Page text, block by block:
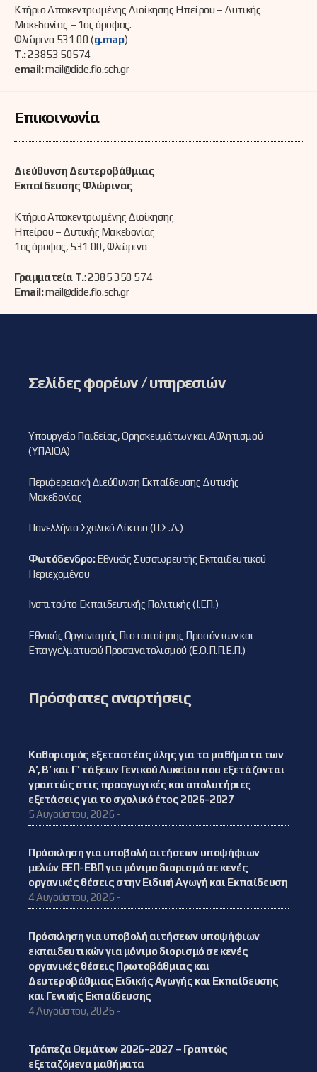
Κτήριο Αποκεντρωμένης Διοίκησης Ηπείρου – Δυτικής
Μακεδονίας – 1ος όροφος.
Φλώρινα 531 00 (g.map)
Τ.:23853 50574
email:mail@dide.flo.sch.gr
Επικοινωνία
Διεύθυνση Δευτεροβάθμιας
Εκπαίδευσης Φλώρινας
Κτήριο Αποκεντρωμένης Διοίκησης
Ηπείρου – Δυτικής Μακεδονίας
1ος όροφος, 531 00, Φλώρινα
Γραμματεία Τ.: 2385 350 574
Email:mail@dide.flo.sch.gr
Σελίδες φορέων / υπηρεσιών
Υπουργείο Παιδείας, Θρησκευμάτων και Αθλητισμού
(ΥΠΑΙΘΑ)
Περιφερειακή Διεύθυνση Εκπαίδευσης Δυτικής
Μακεδονίας
Πανελλήνιο Σχολικό Δίκτυο (Π.Σ.Δ.)
Φωτόδενδρο:Εθνικός Συσσωρευτής Εκπαιδευτικού
Περιεχομένου
Ινστιτούτο Εκπαιδευτικής Πολιτικής (Ι.ΕΠ.)
Εθνικός Οργανισμός Πιστοποίησης Προσόντων και
Επαγγελματικού Προσανατολισμού (Ε.Ο.Π.Π.Ε.Π.)
Πρόσφατες αναρτήσεις
Καθορισμός εξεταστέας ύλης για τα μαθήματα των
Α’, Β’ και Γ’ τάξεων Γενικού Λυκείου που εξετάζονται
γραπτώς στις προαγωγικές και απολυτήριες
εξετάσεις για το σχολικό έτος 2026-2027
5 Αυγούστου, 2026 -
Πρόσκληση για υποβολή αιτήσεων υποψήφιων
μελών ΕΕΠ-ΕΒΠ για μόνιμο διορισμό σε κενές
οργανικές θέσεις στην Ειδική Αγωγή και Εκπαίδευση
4 Αυγούστου, 2026 -
Πρόσκληση για υποβολή αιτήσεων υποψήφιων
εκπαιδευτικών για μόνιμο διορισμό σε κενές
οργανικές θέσεις Πρωτοβάθμιας και
Δευτεροβάθμιας Ειδικής Αγωγής και Εκπαίδευσης
και Γενικής Εκπαίδευσης
4 Αυγούστου, 2026 -
Τράπεζα Θεμάτων 2026-2027 – Γραπτώς
εξεταζόμενα μαθήματα